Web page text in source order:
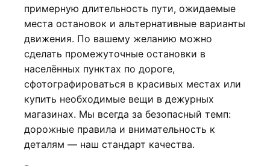
примерную длительность пути, ожидаемые
места остановок и альтернативные варианты
движения. По вашему желанию можно
сделать промежуточные остановки в
населённых пунктах по дороге,
сфотографироваться в красивых местах или
купить необходимые вещи в дежурных
магазинах. Мы всегда за безопасный темп:
дорожные правила и внимательность к
деталям — наш стандарт качества.